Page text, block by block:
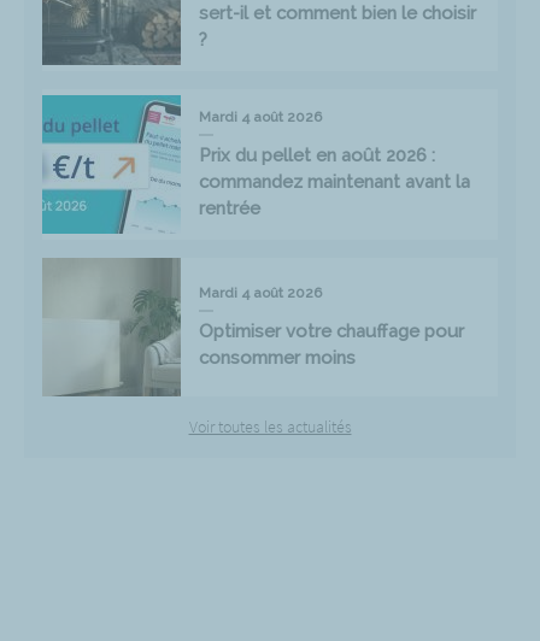
sert-il et comment bien le choisir
?
Mardi 4 août 2026
Prix du pellet en août 2026 :
commandez maintenant avant la
rentrée
Mardi 4 août 2026
Optimiser votre chauffage pour
consommer moins
Voir toutes les actualités